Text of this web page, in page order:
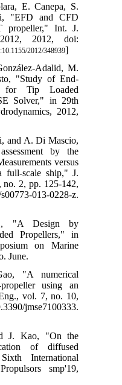
E. Canepa, S.
"EFD and CFD
propeller," Int. J.
2012, doi:
2012/348939]
Adalid, M.
"Study of End-
for Tip Loaded
Solver," in 29th
2012,
and A. Di Mascio,
by the
versus
full-scale ship," J.
2, pp. 125-142,
013-0228-z.
"A Design by
Propellers," in
on Marine
June.
"A numerical
using an
vol. 7, no. 10,
J. Kao, "On the
of diffused
International
smp'19,